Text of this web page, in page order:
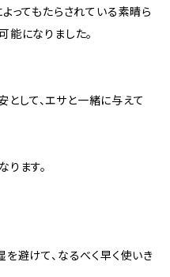
ってもたらされている素晴ら
能になりました。
して、エサと一緒に与えて
ます。
避けて、なるべく早く使いき